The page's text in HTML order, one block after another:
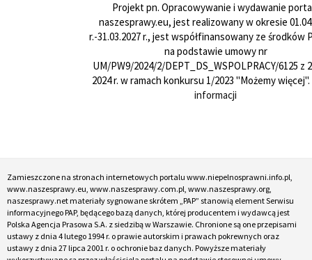
Projekt pn. Opracowywanie i wydawanie
naszesprawy.eu, jest realizowany w okresie
r.-31.03.2027 r., jest współfinansowany ze środków
na podstawie umowy nr
UM/PW9/2024/2/DEPT_DS_WSPOLPRACY/6125 z
2024 r. w ramach konkursu 1/2023 "Możemy więcej".
informacji
Zamieszczone na stronach internetowych portalu www.niepelnosprawni.info.pl,
www.naszesprawy.eu, www.naszesprawy.com.pl, www.naszesprawy.org,
naszesprawy.net materiały sygnowane skrótem „PAP” stanowią element Serwisu
informacyjnego PAP, będącego bazą danych, której producentem i wydawcą jest
Polska Agencja Prasowa S.A. z siedzibą w Warszawie. Chronione są one przepisami
ustawy z dnia 4 lutego 1994 r. o prawie autorskim i prawach pokrewnych oraz
ustawy z dnia 27 lipca 2001 r. o ochronie baz danych. Powyższe materiały